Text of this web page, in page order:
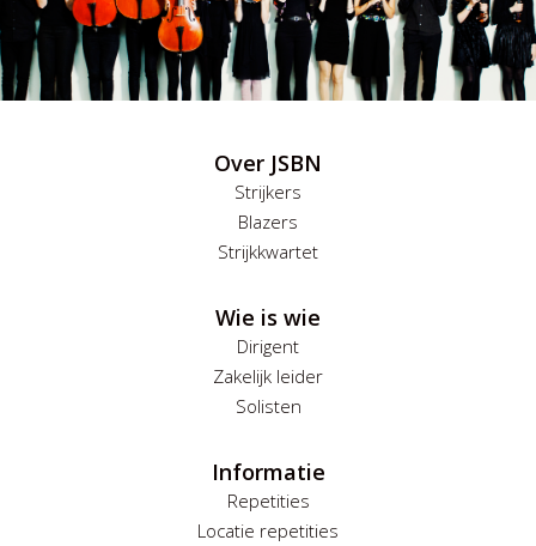
Over JSBN
Strijkers
Blazers
Strijkkwartet
Wie is wie
Dirigent
Zakelijk leider
Solisten
Informatie
Repetities
Locatie repetities